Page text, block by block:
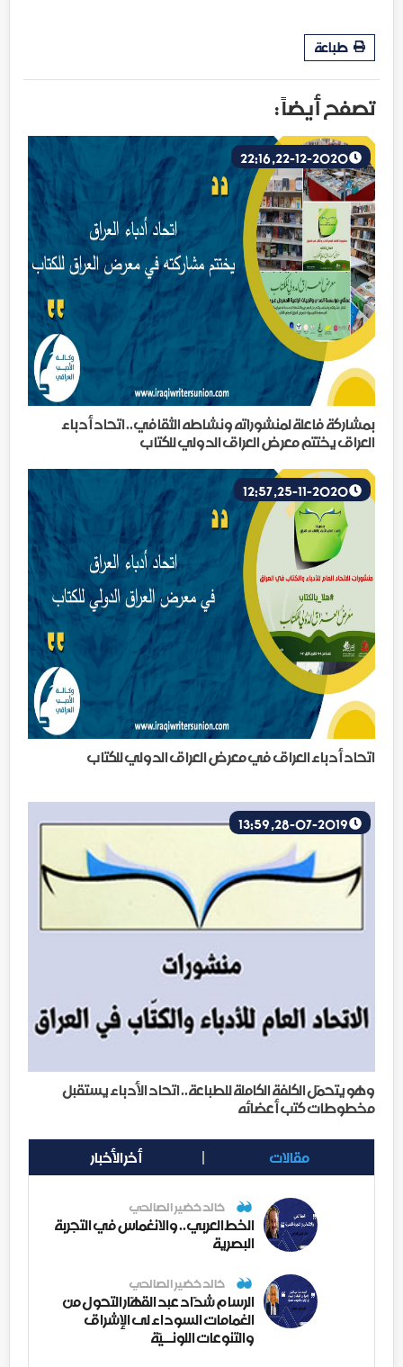
طباعة
تصفح أيضاً :
بمشاركة فاعلة لمنشوراته ونشاطه الثقافي.. اتحاد أدباء
العراق يختتم معرض العراق الدولي للكتاب
اتحاد أدباء العراق في معرض العراق الدولي للكتاب
وهو يتحمّل الكلفة الكاملة للطباعة.. اتحاد الأدباء يستقبل
مخطوطات كتب أعضائه
مقالات أخر الأخبار
خالد خضير الصالحي
الخط العربي.. والانغماس في التجربة
البصرية
خالد خضير الصالحي
الرسام شدّاد عبد القهّار التحول من
الغمامات السوداء لى الإشراق
والتنوعات اللونــيّة